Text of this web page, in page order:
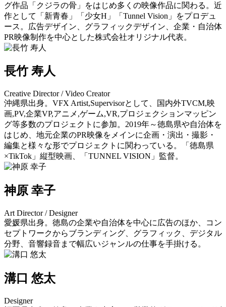
グ作品「クジラの骨」をはじめ多くの映像作品に関わる。近
作として「新青春」「少女H」「Tunnel Vision」をプロデュ
ース。広告デザイン、グラフィックデザイン、企業・自治体
PR映像制作を中心とした株式会社オリジナル代表。
長竹 寿人
Creative Director / Video Creator
沖縄県出身。VFX Artist,Supervisorとして、国内外TVCM,映
画,PV,企業VP,アニメ,ゲーム,VR,プロジェクションマッピン
グ等多数のプロジェクトに参加。2019年～徳島県や自治体を
はじめ、地元企業のPR映像をメインに企画・演出・撮影・
編集と様々な形でプロジェクトに関わっている。「徳島県
×TikTok」縦型映画、「TUNNEL VISION」監督。
神原 幸子
Art Director / Designer
愛媛県出身。徳島の企業や自治体を中心に広告のほか、コン
セプトワークからブランディング、グラフィック、デジタル
分野、音響録音まで幅広いジャンルの仕事を手掛ける。
溝口 悠太
Designer